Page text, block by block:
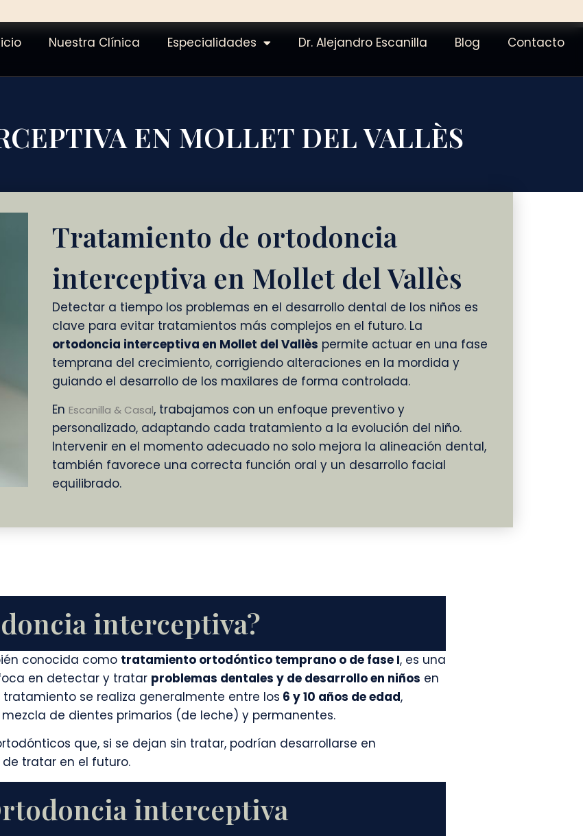
Nuestra Clínica Especialidades Dr. Alejandro Escanilla Blog Contacto
EN MOLLET DEL VALLÈS
Tratamiento de ortodoncia
interceptiva en Mollet del Vallès
Detectar a tiempo los problemas en el desarrollo dental de los niños es
clave para evitar tratamientos más complejos en el futuro. La
ortodoncia interceptiva en Mollet del Vallès permite actuar en una fase
temprana del crecimiento, corrigiendo alteraciones en la mordida y
guiando el desarrollo de los maxilares de forma controlada.
En Escanilla & Casal, trabajamos con un enfoque preventivo y
personalizado, adaptando cada tratamiento a la evolución del niño.
Intervenir en el momento adecuado no solo mejora la alineación dental,
también favorece una correcta función oral y un desarrollo facial
equilibrado.
interceptiva?
conocida como tratamiento ortodóntico temprano o de fase I, es una
en detectar y tratar problemas dentales y de desarrollo en niños en
se realiza generalmente entre los 6 y 10 años de edad,
de dientes primarios (de leche) y permanentes.
que, si se dejan sin tratar, podrían desarrollarse en
tratar en el futuro.
interceptiva